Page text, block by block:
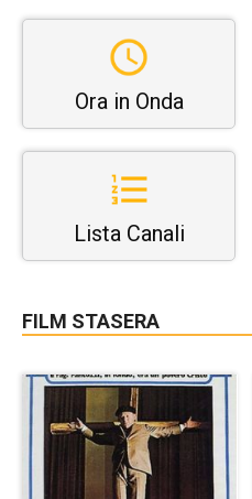
Ora in Onda
Lista Canali
FILM STASERA